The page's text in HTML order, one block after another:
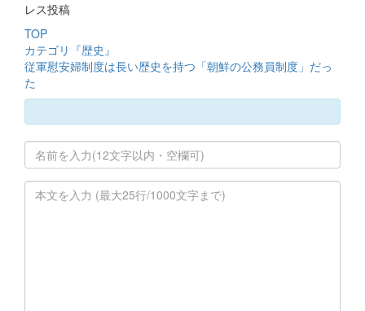
レス投稿
TOP
カテゴリ『歴史』
従軍慰安婦制度は長い歴史を持つ「朝鮮の公務員制度」だっ
た